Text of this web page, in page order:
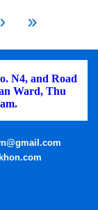
N4, and Road
Ward, Thu